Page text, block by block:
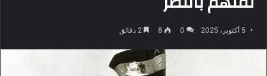
5 أكتوبر، 2025 0
8